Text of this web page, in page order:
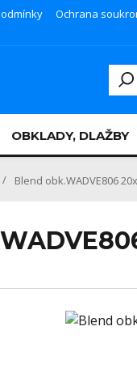
Ochrana
OBKLADY, DLAŽBY
Blend obk.WADVE806